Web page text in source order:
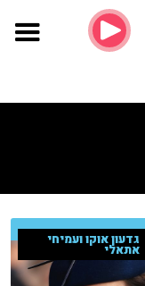
גדעון אוקו ועמיחי
אתאלי